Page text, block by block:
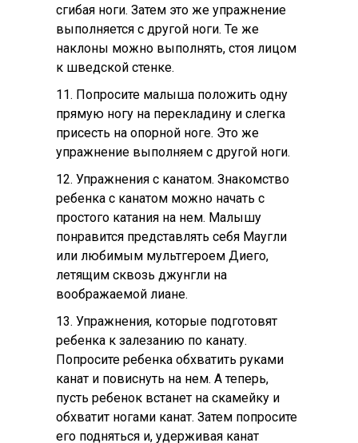
сгибая ноги. Затем это же упражнение
выполняется с другой ноги. Те же
наклоны можно выполнять, стоя лицом
к шведской стенке.
11. Попросите малыша положить одну
прямую ногу на перекладину и слегка
присесть на опорной ноге. Это же
упражнение выполняем с другой ноги.
12. Упражнения с канатом. Знакомство
ребенка с канатом можно начать с
простого катания на нем. Малышу
понравится представлять себя Маугли
или любимым мультгероем Диего,
летящим сквозь джунгли на
воображаемой лиане.
13. Упражнения, которые подготовят
ребенка к залезанию по канату.
Попросите ребенка обхватить руками
канат и повиснуть на нем. А теперь,
пусть ребенок встанет на скамейку и
обхватит ногами канат. Затем попросите
его подняться и, удерживая канат